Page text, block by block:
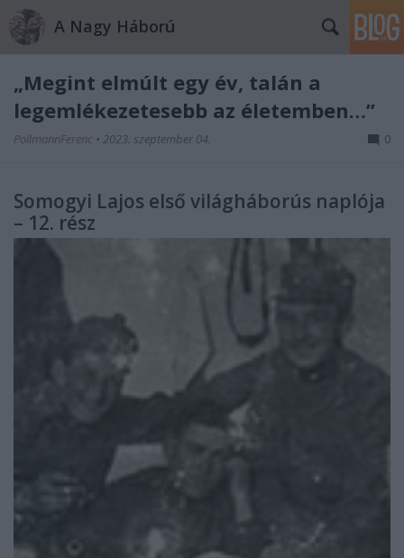
A Nagy Háború
„Megint elmúlt egy év, talán a
legemlékezetesebb az életemben…”
PollmannFerenc • 2023. szeptember 04. 0
Somogyi Lajos első világháborús naplója
– 12. rész